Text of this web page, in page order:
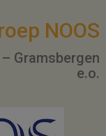
NOOS
Gramsbergen
e.o.